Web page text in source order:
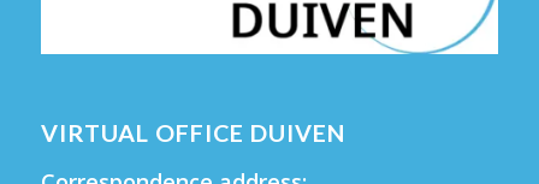
VIRTUAL OFFICE DUIVEN